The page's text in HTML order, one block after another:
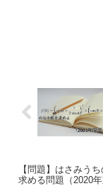
【問題】はさみう
求める問題（2020年